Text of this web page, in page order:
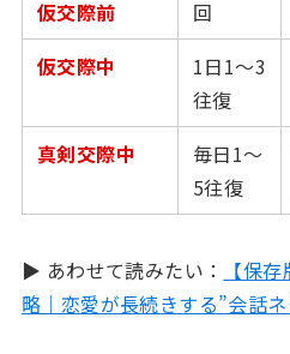
仮交際前
回
仮交際中
1日1〜3
往復
真剣交際中
毎日1〜
5往復
▶ あわせて読みたい：
【保
略｜恋愛が長続きする”会話